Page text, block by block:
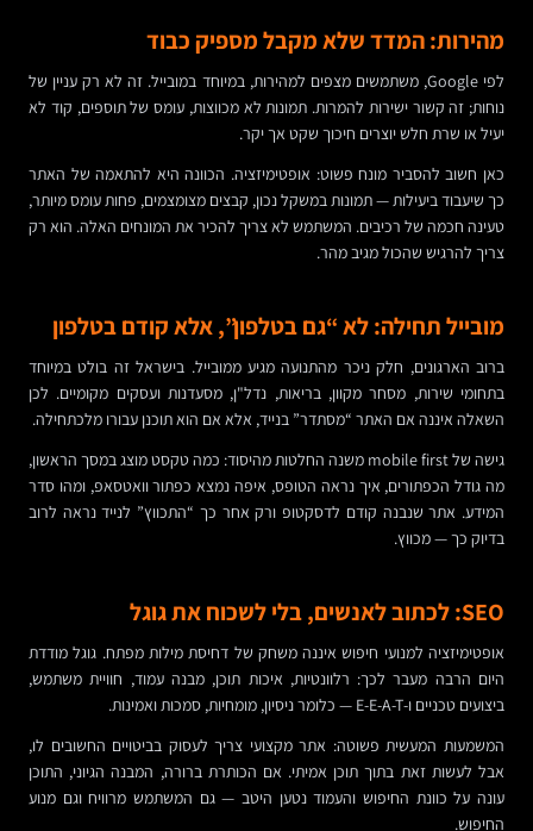
מהירות: המדד שלא מקבל מספיק כבוד
לפי Google, משתמשים מצפים למהירות, במיוחד במובייל. זה לא רק עניין של
נוחות; זה קשור ישירות להמרות. תמונות לא מכווצות, עומס של תוספים, קוד לא
יעיל או שרת חלש יוצרים חיכוך שקט אך יקר.
כאן חשוב להסביר מונח פשוט: אופטימיזציה. הכוונה היא להתאמה של האתר
כך שיעבוד ביעילות — תמונות במשקל נכון, קבצים מצומצמים, פחות עומס מיותר,
טעינה חכמה של רכיבים. המשתמש לא צריך להכיר את המונחים האלה. הוא רק
צריך להרגיש שהכול מגיב מהר.
מובייל תחילה: לא “גם בטלפון”, אלא קודם בטלפון
ברוב הארגונים, חלק ניכר מהתנועה מגיע ממובייל. בישראל זה בולט במיוחד
בתחומי שירות, מסחר מקוון, בריאות, נדל"ן, מסעדנות ועסקים מקומיים. לכן
השאלה איננה אם האתר “מסתדר” בנייד, אלא אם הוא תוכנן עבורו מלכתחילה.
גישה של mobile first משנה החלטות מהיסוד: כמה טקסט מוצג במסך הראשון,
מה גודל הכפתורים, איך נראה הטופס, איפה נמצא כפתור וואטסאפ, ומהו סדר
המידע. אתר שנבנה קודם לדסקטופ ורק אחר כך “התכווץ” לנייד נראה לרוב
בדיוק כך — מכווץ.
SEO: לכתוב לאנשים, בלי לשכוח את גוגל
אופטימיזציה למנועי חיפוש איננה משחק של דחיסת מילות מפתח. גוגל מודדת
היום הרבה מעבר לכך: רלוונטיות, איכות תוכן, מבנה עמוד, חוויית משתמש,
ביצועים טכניים ו-E-E-A-T — כלומר ניסיון, מומחיות, סמכות ואמינות.
המשמעות המעשית פשוטה: אתר מקצועי צריך לעסוק בביטויים החשובים לו,
אבל לעשות זאת בתוך תוכן אמיתי. אם הכותרת ברורה, המבנה הגיוני, התוכן
עונה על כוונת החיפוש והעמוד נטען היטב — גם המשתמש מרוויח וגם מנוע
החיפוש.